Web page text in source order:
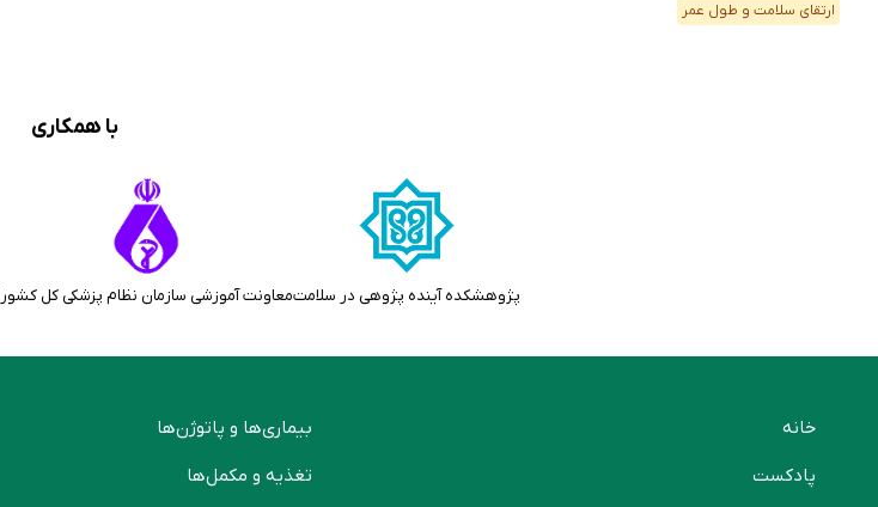
ارتقای سلامت و طول عمر
با همکاری
پژوهشکده آینده پژوهی در سلامتمعاونت آموزشی سازمان نظام پزشکی کل کشور
خانه
پادکست
بیماری‌ها و پاتوژن‌ها
تغذیه و مکمل‌ها